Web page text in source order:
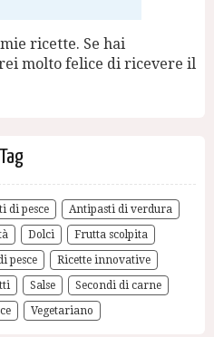
ricette. Se hai
molto felice di ricevere il
Tag
di pesce
Antipasti di verdura
Dolci
Frutta scolpita
pesce
Ricette innovative
Salse
Secondi di carne
Vegetariano